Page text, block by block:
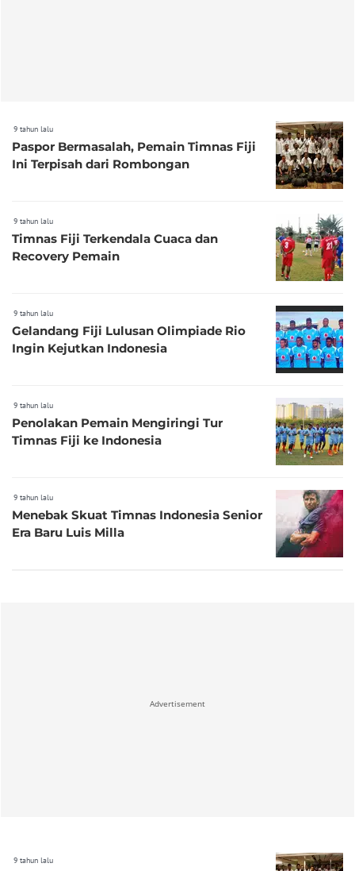
9 tahun lalu
Paspor Bermasalah, Pemain Timnas Fiji
Ini Terpisah dari Rombongan
9 tahun lalu
Timnas Fiji Terkendala Cuaca dan
Recovery Pemain
9 tahun lalu
Gelandang Fiji Lulusan Olimpiade Rio
Ingin Kejutkan Indonesia
9 tahun lalu
Penolakan Pemain Mengiringi Tur
Timnas Fiji ke Indonesia
9 tahun lalu
Menebak Skuat Timnas Indonesia Senior
Era Baru Luis Milla
Advertisement
9 tahun lalu